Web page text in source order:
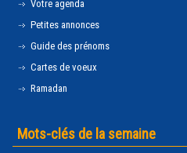
Votre agenda
Petites annonces
Guide des prénoms
Cartes de voeux
Ramadan
Mots-clés de la semaine